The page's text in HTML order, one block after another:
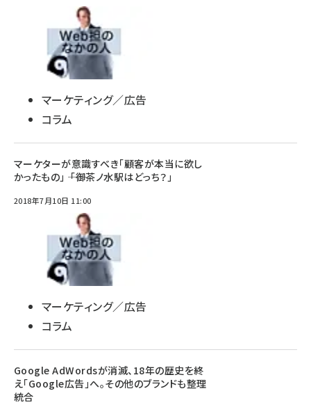
マーケティング／広告
コラム
マーケターが意識すべき「顧客が本当に欲し
かったもの」 ―― 「御茶ノ水駅はどっち？」
2018年7月10日 11:00
マーケティング／広告
コラム
Google AdWordsが消滅、18年の歴史を終
え「Google広告」へ。その他のブランドも整理
統合